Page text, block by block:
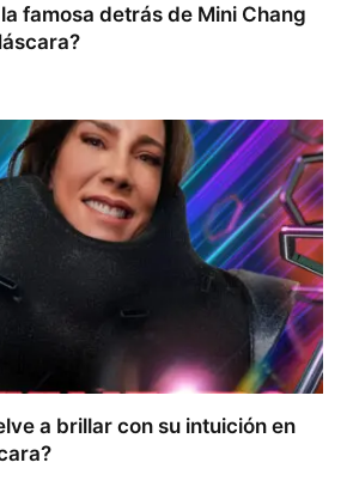
famosa detrás de Mini Chang
a brillar con su intuición en